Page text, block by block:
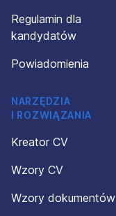
Regulamin dla
kandydatów
Powiadomienia
NARZĘDZIA
I ROZWIĄZANIA
Kreator CV
Wzory CV
Wzory dokumentów